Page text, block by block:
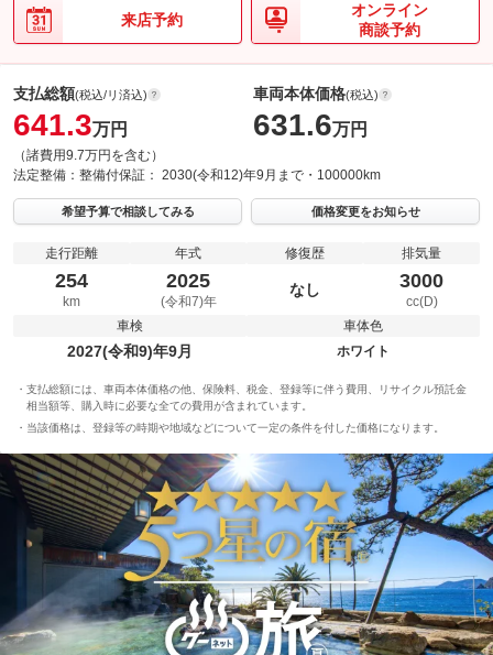
来店予約
オンライン
商談予約
支払総額(税込/リ済込)
641.3万円
（諸費用9.7万円を含む）
車両本体価格(税込)
631.6万円
法定整備： 整備付保証： 2030(令和12)年9月まで・100000km
希望予算で相談してみる 価格変更をお知らせ
走行距離
254
km
年式
2025
(令和7)年
修復歴
なし
排気量
3000
cc(D)
車検
2027(令和9)年9月
車体色
ホワイト
支払総額には、車両本体価格の他、保険料、税金、登録等に伴う費用、リサイクル預託金
相当額等、購入時に必要な全ての費用が含まれています。
当該価格は、登録等の時期や地域などについて一定の条件を付した価格になります。